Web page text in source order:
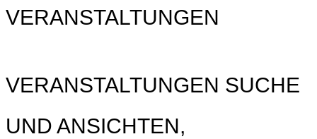
VERANSTALTUNGEN
VERANSTALTUNGEN SUCHE
UND ANSICHTEN,